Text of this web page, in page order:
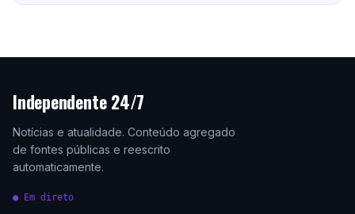
Independente 24/7
Notícias e atualidade. Conteúdo agregado
de fontes públicas e reescrito
automaticamente.
● Em direto